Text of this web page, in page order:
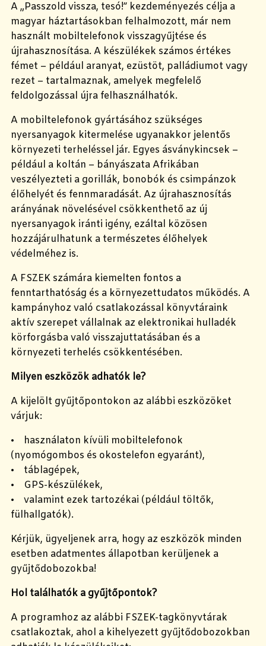
A „Passzold vissza, tesó!” kezdeményezés célja a
magyar háztartásokban felhalmozott, már nem
használt mobiltelefonok visszagyűjtése és
újrahasznosítása. A készülékek számos értékes
fémet – például aranyat, ezüstöt, palládiumot vagy
rezet – tartalmaznak, amelyek megfelelő
feldolgozással újra felhasználhatók.
A mobiltelefonok gyártásához szükséges
nyersanyagok kitermelése ugyanakkor jelentős
környezeti terheléssel jár. Egyes ásványkincsek –
például a koltán – bányászata Afrikában
veszélyezteti a gorillák, bonobók és csimpánzok
élőhelyét és fennmaradását. Az újrahasznosítás
arányának növelésével csökkenthető az új
nyersanyagok iránti igény, ezáltal közösen
hozzájárulhatunk a természetes élőhelyek
védelméhez is.
A FSZEK számára kiemelten fontos a
fenntarthatóság és a környezettudatos működés. A
kampányhoz való csatlakozással könyvtáraink
aktív szerepet vállalnak az elektronikai hulladék
körforgásba való visszajuttatásában és a
környezeti terhelés csökkentésében.
Milyen eszközök adhatók le?
A kijelölt gyűjtőpontokon az alábbi eszközöket
várjuk:
• használaton kívüli mobiltelefonok
(nyomógombos és okostelefon egyaránt),
• táblagépek,
• GPS-készülékek,
• valamint ezek tartozékai (például töltők,
fülhallgatók).
Kérjük, ügyeljenek arra, hogy az eszközök minden
esetben adatmentes állapotban kerüljenek a
gyűjtődobozokba!
Hol találhatók a gyűjtőpontok?
A programhoz az alábbi FSZEK-tagkönyvtárak
csatlakoztak, ahol a kihelyezett gyűjtődobozokban